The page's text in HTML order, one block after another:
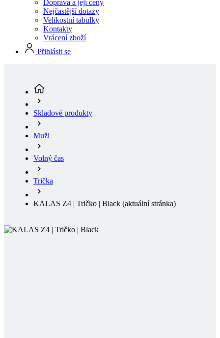
Přihlásit se
Muži
Volný čas
Trička
KALAS Z4 | Tričko | Black